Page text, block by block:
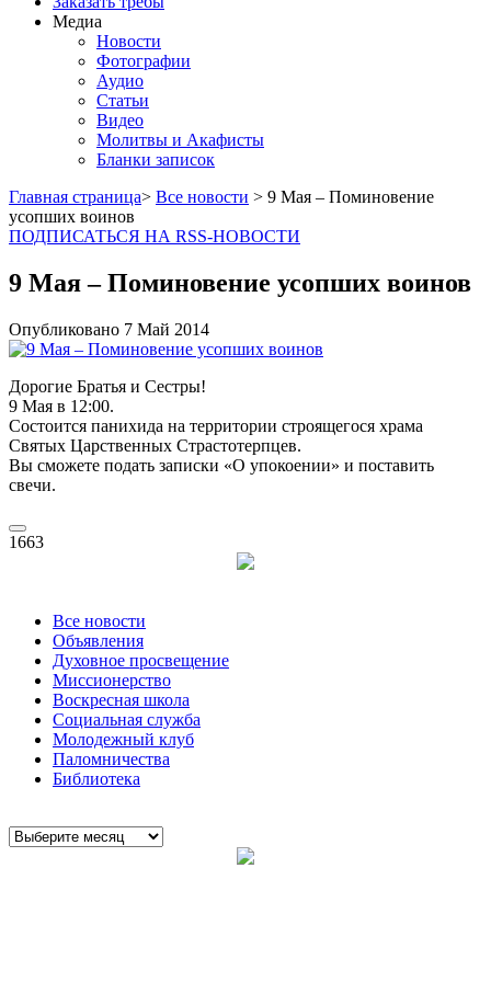
Медиа
Новости
Фотографии
Аудио
Статьи
Видео
Молитвы и Акафисты
Бланки записок
Главная страница> Все новости > 9 Мая – Поминовение
усопших воинов
ПОДПИСАТЬСЯ НА RSS-НОВОСТИ
9 Мая – Поминовение усопших воинов
Опубликовано 7 Май 2014
Дорогие Братья и Сестры!
9 Мая в 12:00.
Состоится панихида на территории строящегося храма
Святых Царственных Страстотерпцев.
Вы сможете подать записки «О упокоении» и поставить
свечи.
1663
Все новости
Объявления
Духовное просвещение
Миссионерство
Воскресная школа
Социальная служба
Молодежный клуб
Паломничества
Библиотека